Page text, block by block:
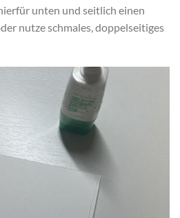
unten und seitlich einen
nutze schmales, doppelseitiges